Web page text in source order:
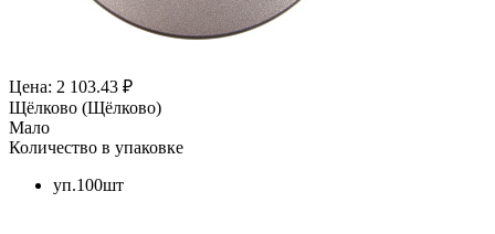
Цена: 2 103.43 ₽
Щёлково (Щёлково)
Мало
Количество в упаковке
уп.100шт